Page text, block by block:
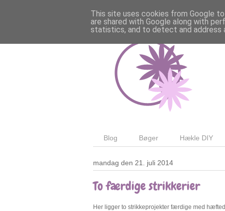
Blog Bøger Hækle DIY
mandag den 21. juli 2014
To færdige strikkerier
Her ligger to strikkeprojekter færdige med
This site uses cookies from Google
are shared with Google along with
statistics, and to detect and address